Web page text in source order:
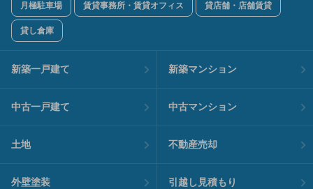
月極駐車場 賃貸事務所・賃貸オフィス 貸店舗・店舗賃貸
貸し倉庫
新築一戸建て 新築マンション
中古一戸建て 中古マンション
土地 不動産売却
外壁塗装 引越し見積もり